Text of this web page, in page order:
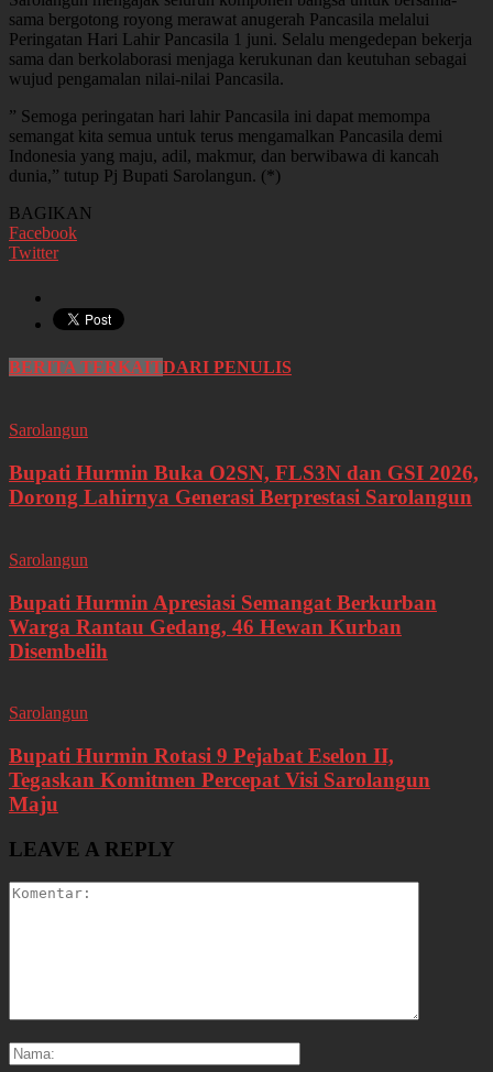
sama bergotong royong merawat anugerah Pancasila melalui
Peringatan Hari Lahir Pancasila 1 juni. Selalu mengedepan bekerja
sama dan berkolaborasi menjaga kerukunan dan keutuhan sebagai
wujud pengamalan nilai-nilai Pancasila.
” Semoga peringatan hari lahir Pancasila ini dapat memompa
semangat kita semua untuk terus mengamalkan Pancasila demi
Indonesia yang maju, adil, makmur, dan berwibawa di kancah
dunia,” tutup Pj Bupati Sarolangun. (*)
BAGIKAN
Facebook
Twitter
BERITA TERKAITDARI PENULIS
Sarolangun
Bupati Hurmin Buka O2SN, FLS3N dan GSI 2026,
Dorong Lahirnya Generasi Berprestasi Sarolangun
Sarolangun
Bupati Hurmin Apresiasi Semangat Berkurban
Warga Rantau Gedang, 46 Hewan Kurban
Disembelih
Sarolangun
Bupati Hurmin Rotasi 9 Pejabat Eselon II,
Tegaskan Komitmen Percepat Visi Sarolangun
Maju
LEAVE A REPLY